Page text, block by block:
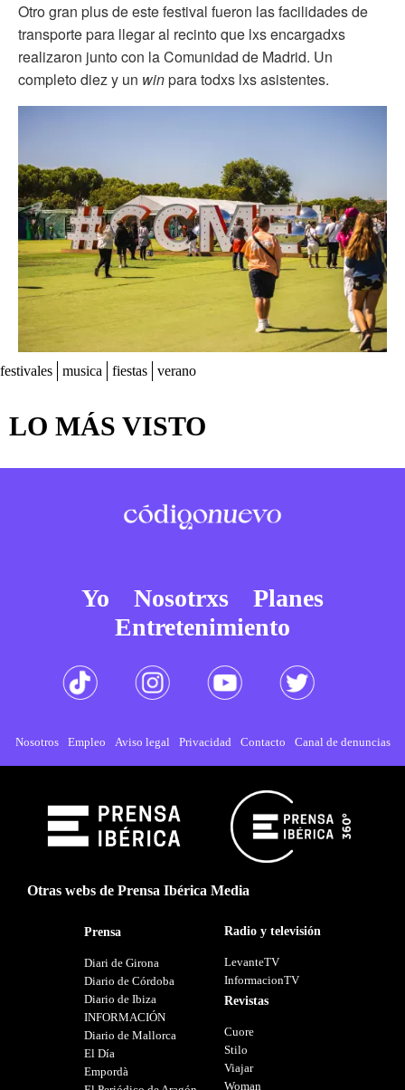
Otro gran plus de este festival fueron las facilidades de
transporte para llegar al recinto que lxs encargadxs
realizaron junto con la Comunidad de Madrid. Un
completo diez y un winpara todxs lxs asistentes.
festivales musica fiestas verano
LO MÁS VISTO
Yo Nosotrxs
Planes
Entretenimiento
Nosotros Empleo Aviso legal Privacidad Contacto Canal de denuncias
Otras webs de Prensa Ibérica Media
Prensa
Diari de Girona
Diario de Córdoba
Diario de Ibiza
INFORMACIÓN
Diario de Mallorca
El Día
Empordà
Radio y televisión
LevanteTV
InformacionTV
Revistas
Cuore
Stilo
Viajar
Woman